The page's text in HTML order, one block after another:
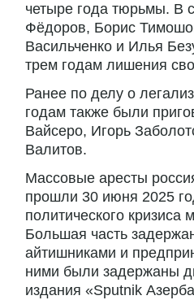
четыре года тюрьмы. В
Фёдоров, Борис
Васильченко и Илья
трем годам лишения
Ранее по делу о
годам также были
Вайсеро, Игорь
Валитов.
Массовые аресты
прошли 30 июня 2025
политического кризиса
Большая часть
айтишниками и
ними были задержаны
издания «Sputnik